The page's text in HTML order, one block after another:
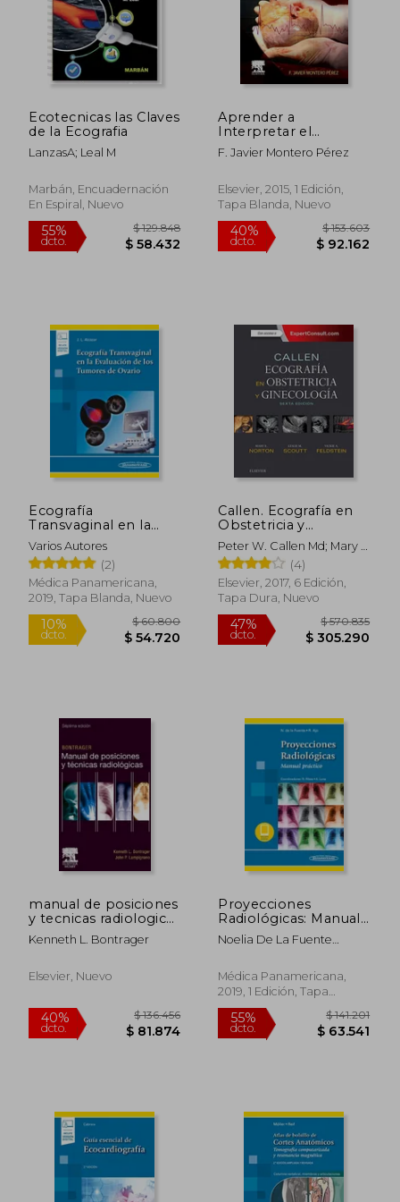
51%
dcto.
50%
dcto.
Ecotecnicas las Claves
de la Ecografia
LanzasA; Leal M
Marbán, Encuadernación
En Espiral, Nuevo
55% $ 129.848
Aprender a
Interpretar el
Electrocardiograma:
Manual Para
Ciencias de la Salud
F. Javier Montero Pérez
Elsevier, 2015, 1 Edición,
Tapa Blanda, Nuevo
40%
Ecografía
Transvaginal en la
Evaluación de los
Tumores de Ovario
(Incluye Versión
Digital)
Varios Autores
(2)
Médica Panamericana,
2019, Tapa Blanda, Nuevo
10%
dcto.
$ 60.800
$ 54.720
Callen. Ecografía en
Obstetricia y
Ginecología.
Expertconsult - 6ª
Edición
Peter W. Callen Md; Mary E
Norton Md
(4)
Elsevier, 2017, 6 Edición,
Tapa Dura, Nuevo
47%
dcto.
$
manual de posiciones
y tecnicas radiologicas
7ª edicion
Kenneth L. Bontrager
Elsevier, Nuevo
Proyecciones
Radiológicas: Manual
Práctico
Noelia De La Fuente
Hoyos
Médica Panamericana,
2019, 1 Edición, Tapa
Blanda, Nuevo